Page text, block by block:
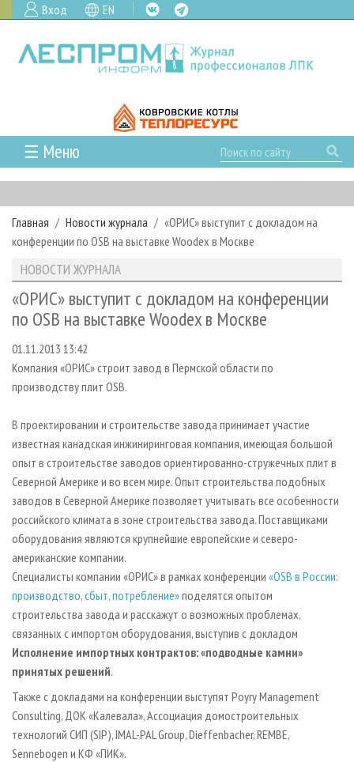
Вход EN
☰ Меню
ГЛАВНАЯ
РУБРИКИ И ТЕМЫ
РУБРИКИ ЖУРНАЛА
ЛЕСОЗАГОТОВКА
ЛЕСОПИЛЕНИЕ
СУШКА ДРЕВЕСИНЫ
ПРОИЗВОДСТВО ДРЕВЕСНЫХ ПЛИТ
ПРОИЗВОДСТВО МЕБЕЛИ
БИОЭНЕРГЕТИКА
ЦБП
ИНСТРУМЕНТ И МАТЕРИАЛЫ
НОВОСТИ
НОВОСТИ ЛПК
НОВОСТИ ЖУРНАЛА
ПРОЕКТЫ ЛПИ
АНАЛИТИКА
ПРЕДПРИЯТИЯ ЛПК
ПЕРСОНЫ
МОБИЛЬНЫЕ ВЫСТАВКИ
ПРИОРИТЕТНЫЕ ИНВЕСТПРОЕКТЫ
RUSSIAN FORESTRY REVIEW
ГАЗЕТА ЛЕСПРОМФОРУМ
БИБЛИОТЕКА СПЕЦИАЛИСТА
АРХИВ
АРХИВ ЖУРНАЛОВ
О ЖУРНАЛЕ
ПОДПИСКА
КОНТАКТЫ
РЕКЛАМОДАТЕЛЯМ
РЕКЛАМА
РЕКЛАМА НА САЙТЕ
Главная Новости журнала
«ОРИС» выступит с докладом на
конференции по OSB на выставке Woodex в Москве
НОВОСТИ ЖУРНАЛА
«ОРИС» выступит с докладом на конференции
по OSB на выставке Woodex в Москве
01.11.2013 13:42
Компания «ОРИС» строит завод в Пермской области по
производству плит OSB.
В проектировании и строительстве завода принимает участие
известная канадская инжиниринговая компания, имеющая большой
опыт в строительстве заводов ориентированно-стружечных плит в
Северной Америке и во всем мире. Опыт строительства подобных
заводов в Северной Америке позволяет учитывать все особенности
российского климата в зоне строительства завода. Поставщиками
оборудования являются крупнейшие европейские и северо-
американские компании.
Специалисты компании «ОРИС» в рамках конференции «OSB в России:
производство, сбыт, потребление»поделятся опытом
строительства завода и расскажут о возможных проблемах,
связанных с импортом оборудования, выступив с докладом
Исполнение импортных контрактов: «подводные камни»
принятых решений.
Также с докладами на конференции выступят Poyry Management
Consulting, ДОК «Калевала», Ассоциация домостроительных
технологий СИП (SIP), IMAL-PAL Group, Dieffenbacher, REMBE,
Sennebogen и КФ «ПИК».